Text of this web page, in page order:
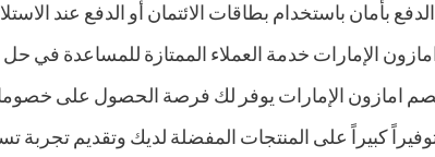
بأمان باستخدام بطاقات الائتمان أو الدفع عند
الإمارات خدمة العملاء الممتازة للمساعدة في
امازون الإمارات يوفر لك فرصة الحصول على
كبيراً على المنتجات المفضلة لديك وتقديم